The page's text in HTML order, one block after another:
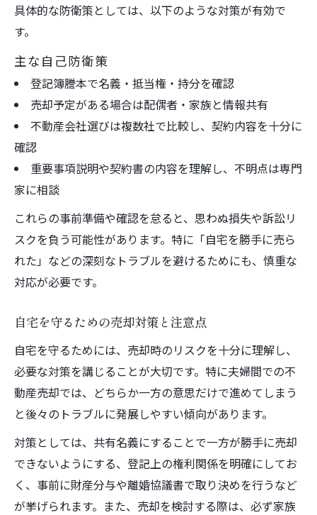
具体的な防衛策としては、以下のような対策が有効で
す。
主な自己防衛策
登記簿謄本で名義・抵当権・持分を確認
売却予定がある場合は配偶者・家族と情報共有
不動産会社選びは複数社で比較し、契約内容を十分に
確認
重要事項説明や契約書の内容を理解し、不明点は専門
家に相談
これらの事前準備や確認を怠ると、思わぬ損失や訴訟リ
スクを負う可能性があります。特に「自宅を勝手に売ら
れた」などの深刻なトラブルを避けるためにも、慎重な
対応が必要です。
自宅を守るための売却対策と注意点
自宅を守るためには、売却時のリスクを十分に理解し、
必要な対策を講じることが大切です。特に夫婦間での不
動産売却では、どちらか一方の意思だけで進めてしまう
と後々のトラブルに発展しやすい傾向があります。
対策としては、共有名義にすることで一方が勝手に売却
できないようにする、登記上の権利関係を明確にしてお
く、事前に財産分与や離婚協議書で取り決めを行うなど
が挙げられます。また、売却を検討する際は、必ず家族